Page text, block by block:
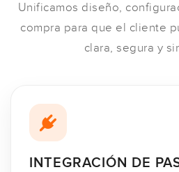
Unificamos diseño,
compra para que el cliente
clara, segura y
INTEGRACIÓN DE